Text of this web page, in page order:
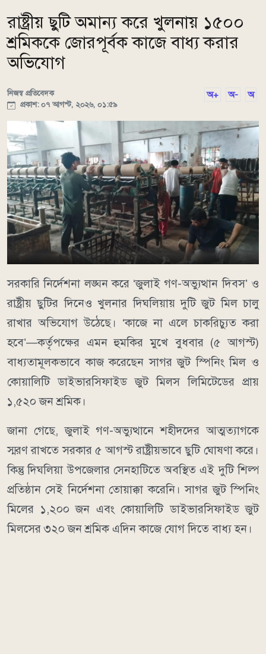
রাষ্ট্রীয় ছুটি অমান্য করে খুলনায় ১৫০০
শ্রমিককে জোরপূর্বক কাজে বাধ্য করার
অভিযোগ
নিজস্ব প্রতিবেদক
প্রকাশ: ০৭ আগস্ট, ২০২৬, ০১:৫৯
অ+ অ- অ
সরকারি নির্দেশনা লঙ্ঘন করে ‘জুলাই গণ-অভ্যুত্থান দিবস’ ও
রাষ্ট্রীয় ছুটির দিনেও খুলনার দিঘলিয়ায় দুটি জুট মিল চালু
রাখার অভিযোগ উঠেছে। ‘কাজে না এলে চাকরিচ্যুত করা
হবে’—কর্তৃপক্ষের এমন হুমকির মুখে বুধবার (৫ আগস্ট)
বাধ্যতামূলকভাবে কাজ করেছেন সাগর জুট স্পিনিং মিল ও
কোয়ালিটি ডাইভারসিফাইড জুট মিলস লিমিটেডের প্রায়
১,৫২০ জন শ্রমিক।
জানা গেছে, জুলাই গণ-অভ্যুত্থানে শহীদদের আত্মত্যাগকে
স্মরণ রাখতে সরকার ৫ আগস্ট রাষ্ট্রীয়ভাবে ছুটি ঘোষণা করে।
কিন্তু দিঘলিয়া উপজেলার সেনহাটিতে অবস্থিত এই দুটি শিল্প
প্রতিষ্ঠান সেই নির্দেশনা তোয়াক্কা করেনি। সাগর জুট স্পিনিং
মিলের ১,২০০ জন এবং কোয়ালিটি ডাইভারসিফাইড জুট
মিলসের ৩২০ জন শ্রমিক এদিন কাজে যোগ দিতে বাধ্য হন।